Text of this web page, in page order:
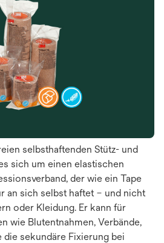
selbsthaftenden Stütz- und
sich um einen elastischen
der wie ein Tape
an sich selbst haftet – und nicht
oder Kleidung. Er kann für
wie Blutentnahmen, Verbände,
sekundäre Fixierung bei